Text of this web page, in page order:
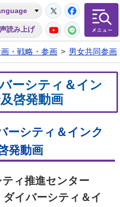
市
読み上げ
Twitter
YouTube
LINE
・戦略・参画 > 男女共同参画
ーシティ＆イン
啓発動画
ーシティ＆インク
発動画
ィ推進センター
ダイバーシティ＆イ